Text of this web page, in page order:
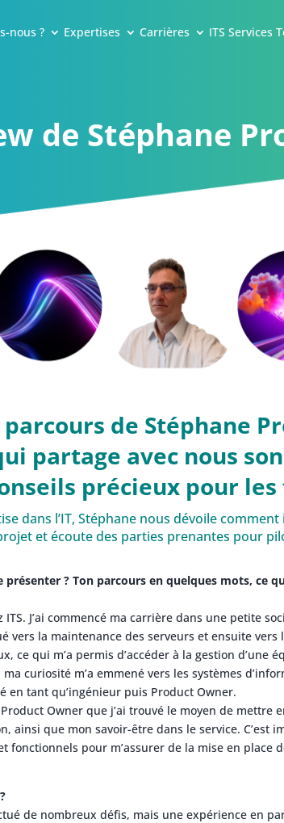
nous ? Expertises Carrières ITS Services
de Stéphane
de Stéphane
partage avec nous
précieux pour
dans l’IT, Stéphane nous dévoile
et écoute des parties prenantes pour
? Ton parcours en quelques mots, ce
ITS. J’ai commencé ma carrière dans une petite
vers la maintenance des serveurs et ensuite vers
ce qui m’a permis d’accéder à la gestion
curiosité m’a emmené vers les systèmes
en tant qu’ingénieur puis Product Owner.
Owner que j’ai trouvé le moyen de mettre
ainsi que mon savoir-être dans le service. C’est
fonctionnels pour m’assurer de la mise en place
de nombreux défis, mais une expérience en